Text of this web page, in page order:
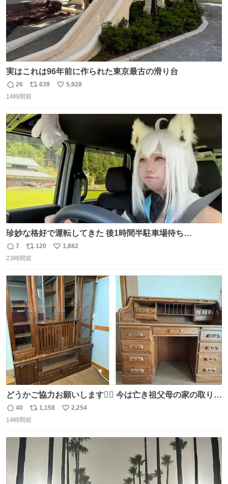
実はこれは96年前に作られた東京最古の滑り台
返
信
26
リ
ポ
ト
数
639
い
数
5,928
14時間前
珍妙な格好で運転してきた 後1時間半駐車場待ち…
返
信
7
リ
ポ
ト
数
120
い
数
1,882
23時間前
どうかご協力お願いします🙇‍♂️ 今は亡き祖父母の家の取り壊
しが決まり、どうしても処分して欲しくない食器棚と机の
引き取り手を探しております この2つは私の祖母が当初一
さで亡くなりましたが、この家具達をとても大切にしてお
りました 続く↓
返
信
40
リ
ポ
1,158
い
数
2,254
14時間前